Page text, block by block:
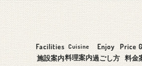
Facilities
施設案内
Cuisine
料理案内
Enjoy
過ごし方
Price
料金